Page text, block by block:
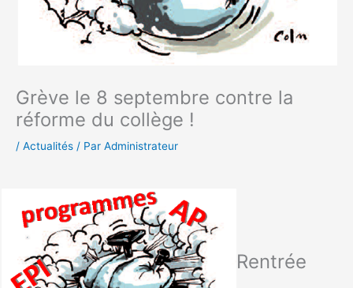
Grève le 8 septembre contre la
réforme du collège !
/ Actualités / Par Administrateur
Rentrée